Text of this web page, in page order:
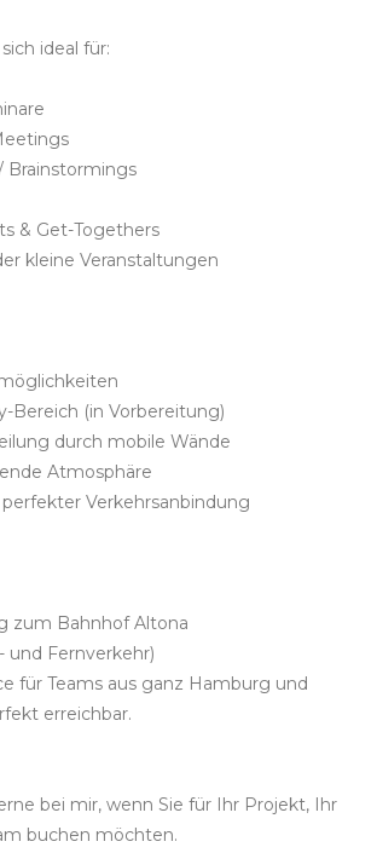
ideal für:
Brainstormings
& Get-Togethers
kleine Veranstaltungen
Bereich (in Vorbereitung)
durch mobile Wände
Atmosphäre
Verkehrsanbindung
zum Bahnhof Altona
und Fernverkehr)
für Teams aus ganz Hamburg und
erreichbar.
bei mir, wenn Sie für Ihr Projekt, Ihr
buchen möchten.